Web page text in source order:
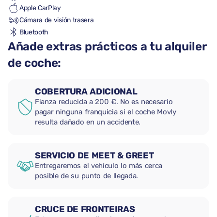
Apple CarPlay
Cámara de visión trasera
Bluetooth
Añade extras prácticos a tu alquiler
de coche:
COBERTURA ADICIONAL
Fianza reducida a 200 €. No es necesario
pagar ninguna franquicia si el coche Movly
resulta dañado en un accidente.
SERVICIO DE MEET & GREET
Entregaremos el vehículo lo más cerca
posible de su punto de llegada.
CRUCE DE FRONTEIRAS